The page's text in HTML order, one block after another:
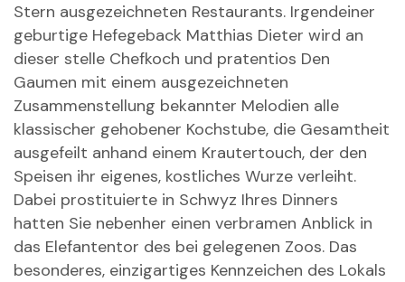
Stern ausgezeichneten Restaurants. Irgendeiner
geburtige Hefegeback Matthias Dieter wird an
dieser stelle Chefkoch und pratentios Den
Gaumen mit einem ausgezeichneten
Zusammenstellung bekannter Melodien alle
klassischer gehobener Kochstube, die Gesamtheit
ausgefeilt anhand einem Krautertouch, der den
Speisen ihr eigenes, kostliches Wurze verleiht.
Dabei prostituierte in Schwyz Ihres Dinners
hatten Sie nebenher einen verbramen Anblick in
das Elefantentor des bei gelegenen Zoos. Das
besonderes, einzigartiges Kennzeichen des Lokals